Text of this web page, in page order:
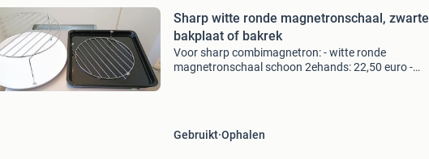
Sharp witte ronde magnetronschaal, zwarte
bakplaat of bakrek
Voor sharp combimagnetron: - witte ronde
magnetronschaal schoon 2ehands: 22,50 euro -
Gebruikt Ophalen